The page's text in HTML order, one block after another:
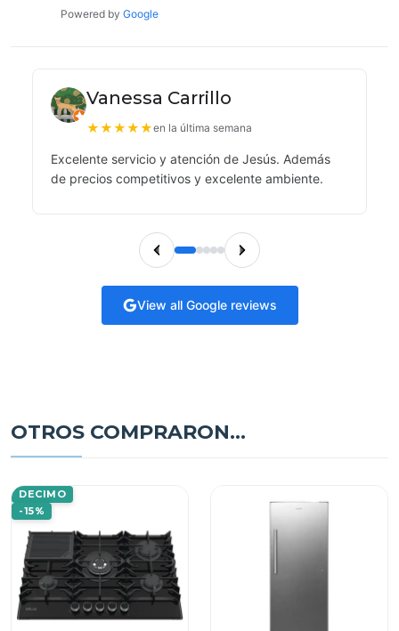
Powered by Google
Vanessa Carrillo
★★★★★en la última semana
Excelente servicio y atención de Jesús. Además
de precios competitivos y excelente ambiente.
View all Google reviews
OTROS COMPRARON...
DECIMO
-15%